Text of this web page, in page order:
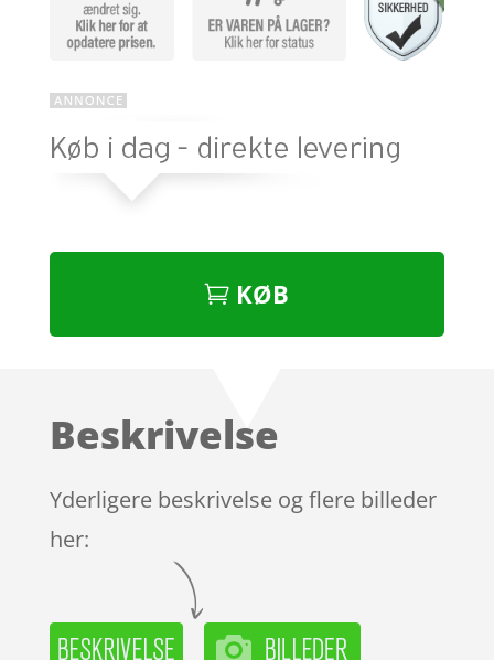
KØB
Beskrivelse
Yderligere beskrivelse og flere billeder
her: